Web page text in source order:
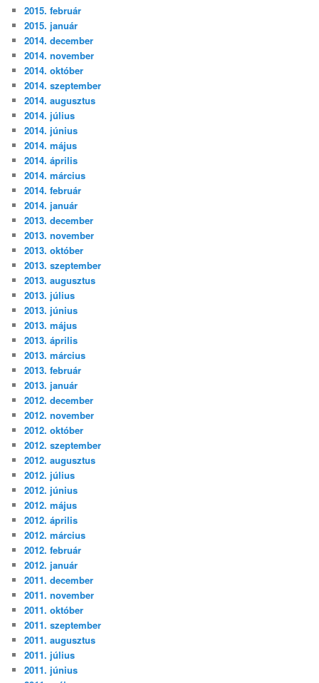
2015. február
2015. január
2014. december
2014. november
2014. október
2014. szeptember
2014. augusztus
2014. július
2014. június
2014. május
2014. április
2014. március
2014. február
2014. január
2013. december
2013. november
2013. október
2013. szeptember
2013. augusztus
2013. július
2013. június
2013. május
2013. április
2013. március
2013. február
2013. január
2012. december
2012. november
2012. október
2012. szeptember
2012. augusztus
2012. július
2012. június
2012. május
2012. április
2012. március
2012. február
2012. január
2011. december
2011. november
2011. október
2011. szeptember
2011. augusztus
2011. július
2011. június